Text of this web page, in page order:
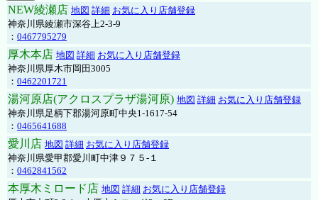
NEW綾瀬店 地図 詳細 お気に入り店舗登録
神奈川県綾瀬市深谷上2-3-9
： 0467795279
厚木本店 地図 詳細 お気に入り店舗登録
神奈川県厚木市岡田3005
： 0462201721
湯河原店(アクロスプラザ湯河原) 地図 詳細 お気に入り店舗登録
神奈川県足柄下郡湯河原町中央1-1617-54
： 0465641688
愛川店 地図 詳細 お気に入り店舗登録
神奈川県愛甲郡愛川町中津９７５-１
： 0462841562
本厚木ミロード店 地図 詳細 お気に入り店舗登録